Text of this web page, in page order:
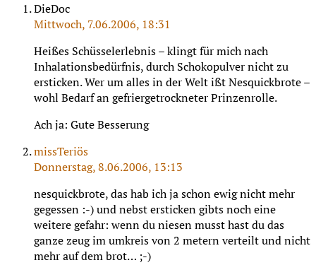
DieDoc
Mittwoch, 7.06.2006, 18:31
Heißes Schüsselerlebnis – klingt für mich nach
Inhalationsbedürfnis, durch Schokopulver nicht zu
ersticken. Wer um alles in der Welt ißt Nesquickbrote –
wohl Bedarf an gefriergetrockneter Prinzenrolle.
Ach ja: Gute Besserung
missTeriös
Donnerstag, 8.06.2006, 13:13
nesquickbrote, das hab ich ja schon ewig nicht mehr
gegessen :-) und nebst ersticken gibts noch eine
weitere gefahr: wenn du niesen musst hast du das
ganze zeug im umkreis von 2 metern verteilt und nicht
mehr auf dem brot… ;-)